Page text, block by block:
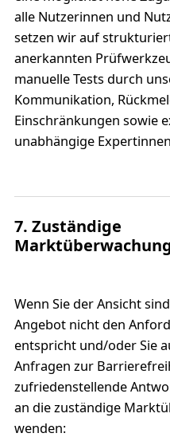
alle Nutzerinnen und
setzen wir auf
anerkannten
manuelle Tests durch
Kommunikation,
Einschränkungen sowie
unabhängige
7. Zuständige
Wenn Sie der Ansicht
Angebot nicht den
entspricht und/oder Sie
Anfragen zur
zufriedenstellende
an die zuständige
wenden: